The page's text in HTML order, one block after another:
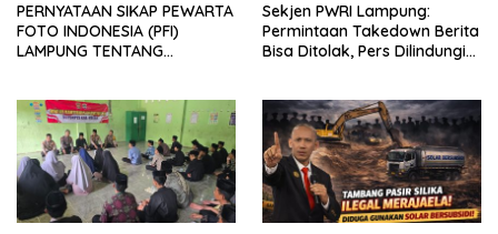
PERNYATAAN SIKAP PEWARTA
FOTO INDONESIA (PFI)
LAMPUNG TENTANG
TERHADAP JURNALIS DI
PENGADILAN NEGERI
TANJUNG KARANG.
Sekjen PWRI Lampung:
Permintaan Takedown Berita
Bisa Ditolak, Pers Dilindungi